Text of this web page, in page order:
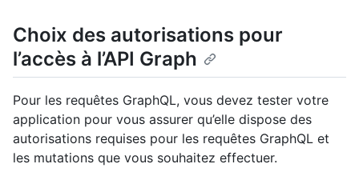
Choix des autorisations pour
l’accès à l’API Graph
Pour les requêtes GraphQL, vous devez tester votre
application pour vous assurer qu’elle dispose des
autorisations requises pour les requêtes GraphQL et
les mutations que vous souhaitez effectuer.